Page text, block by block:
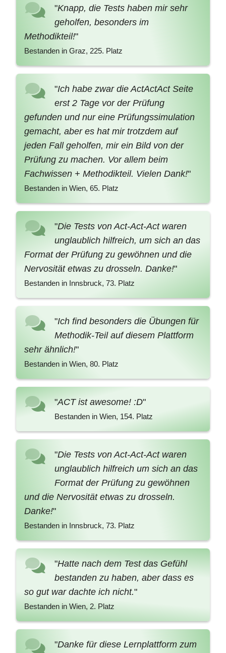
"Knapp, die Tests haben mir sehr
geholfen, besonders im
Methodikteil!"
Bestanden in Graz, 225. Platz
"Ich habe zwar die ActActAct Seite
erst 2 Tage vor der Prüfung
gefunden und nur eine Prüfungssimulation
gemacht, aber es hat mir trotzdem auf
jeden Fall geholfen, mir ein Bild von der
Prüfung zu machen. Vor allem beim
Fachwissen + Methodikteil. Vielen Dank!"
Bestanden in Wien, 65. Platz
"Die Tests von Act-Act-Act waren
unglaublich hilfreich, um sich an das
Format der Prüfung zu gewöhnen und die
Nervosität etwas zu drosseln. Danke!"
Bestanden in Innsbruck, 73. Platz
"Ich find besonders die Übungen für
Methodik-Teil auf diesem Plattform
sehr ähnlich!"
Bestanden in Wien, 80. Platz
"ACT ist awesome! :D"
Bestanden in Wien, 154. Platz
"Die Tests von Act-Act-Act waren
unglaublich hilfreich um sich an das
Format der Prüfung zu gewöhnen
und die Nervosität etwas zu drosseln.
Danke!"
Bestanden in Innsbruck, 73. Platz
"Hatte nach dem Test das Gefühl
bestanden zu haben, aber dass es
so gut war dachte ich nicht."
Bestanden in Wien, 2. Platz
"Danke für diese Lernplattform zum